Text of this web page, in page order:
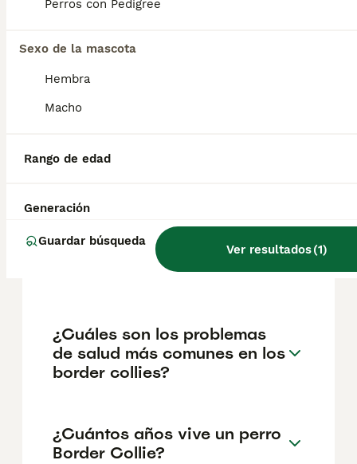
Perros con Pedigree
Sexo de la mascota
Hembra
Macho
Rango de edad
Generación
Guardar búsqueda
Ver resultados(1)
Collie en España es de aproximadamente
según factores como el pedigrí, la
¿Cómo se comporta un
¿Puede un border collie
quedarse solo durante 5
¿Cuáles son los problemas
de salud más comunes en los
border collies?
¿Cuántos años vive un perro
Border Collie?